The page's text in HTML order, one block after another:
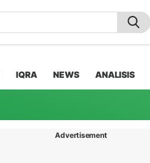
IQRA NEWS ANALISIS
Advertisement